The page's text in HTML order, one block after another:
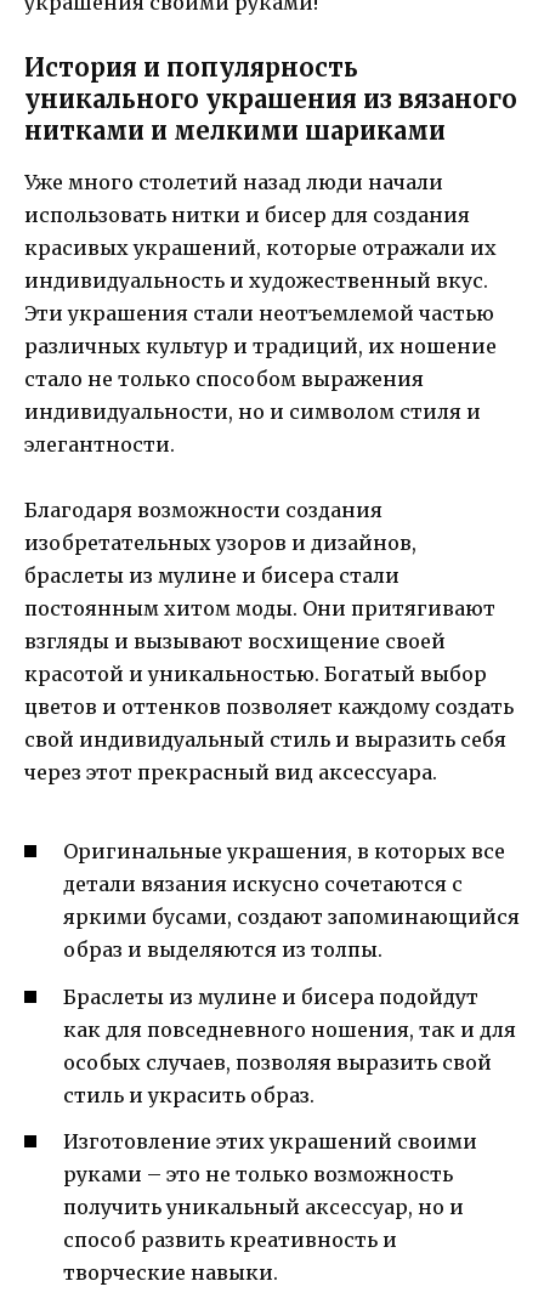
История и популярность
уникального украшения из вязаного
нитками и мелкими шариками
Уже много столетий назад люди начали
использовать нитки и бисер для создания
красивых украшений, которые отражали их
индивидуальность и художественный вкус.
Эти украшения стали неотъемлемой частью
различных культур и традиций, их ношение
стало не только способом выражения
индивидуальности, но и символом стиля и
элегантности.
Благодаря возможности создания
изобретательных узоров и дизайнов,
браслеты из мулине и бисера стали
постоянным хитом моды. Они притягивают
взгляды и вызывают восхищение своей
красотой и уникальностью. Богатый выбор
цветов и оттенков позволяет каждому создать
свой индивидуальный стиль и выразить себя
через этот прекрасный вид аксессуара.
Оригинальные украшения, в которых все
детали вязания искусно сочетаются с
яркими бусами, создают запоминающийся
образ и выделяются из толпы.
Браслеты из мулине и бисера подойдут
как для повседневного ношения, так и для
особых случаев, позволяя выразить свой
стиль и украсить образ.
Изготовление этих украшений своими
руками – это не только возможность
получить уникальный аксессуар, но и
способ развить креативность и
творческие навыки.